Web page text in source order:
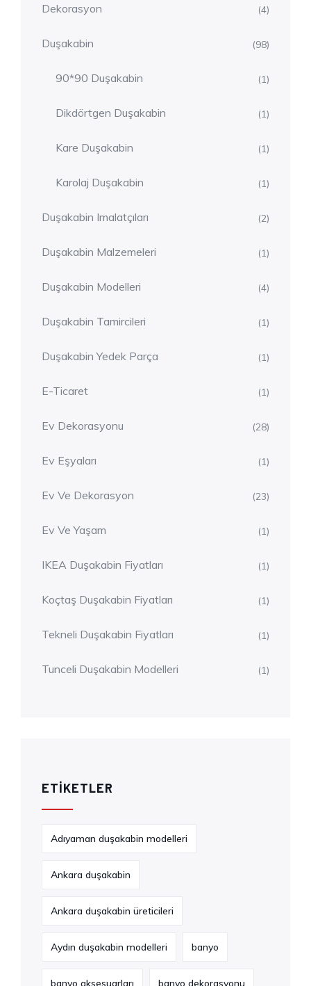
Dekorasyon (4)
Duşakabin (98)
90*90 Duşakabin (1)
Dikdörtgen Duşakabin (1)
Kare Duşakabin (1)
Karolaj Duşakabin (1)
Duşakabin Imalatçıları (2)
Duşakabin Malzemeleri (1)
Duşakabin Modelleri (4)
Duşakabin Tamircileri (1)
Duşakabin Yedek Parça (1)
E-Ticaret (1)
Ev Dekorasyonu (28)
Ev Eşyaları (1)
Ev Ve Dekorasyon (23)
Ev Ve Yaşam (1)
IKEA Duşakabin Fiyatları (1)
Koçtaş Duşakabin Fiyatları (1)
Tekneli Duşakabin Fiyatları (1)
Tunceli Duşakabin Modelleri (1)
ETIKETLER
Adıyaman duşakabin modelleri
Ankara duşakabin
Ankara duşakabin üreticileri
Aydın duşakabin modelleri banyo
banyo aksesuarları banyo dekorasyonu